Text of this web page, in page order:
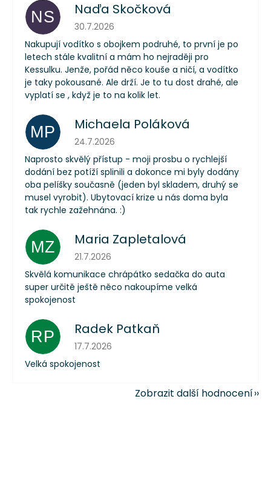
NS Naďa Skočková
Hodnocení obchodu je 5 z 5 hvězdiček.
30.7.2026
Nakupují vodítko s obojkem podruhé, to první je po
letech stále kvalitní a mám ho nejraději pro
Kessulku. Jenže, pořád něco kouše a ničí, a vodítko
je taky pokousané. Ale drží. Je to tu dost drahé, ale
vyplatí se , když je to na kolik let.
MP Michaela Poláková
Hodnocení obchodu je 5 z 5 hvězdiček.
24.7.2026
Naprosto skvělý přístup - moji prosbu o rychlejší
dodání bez potíží splinili a dokonce mi byly dodány
oba pelíšky současně (jeden byl skladem, druhý se
musel vyrobit). Ubytovací krize u nás doma byla
tak rychle zažehnána. :)
MZ Maria Zapletalová
Hodnocení obchodu je 5 z 5 hvězdiček.
21.7.2026
Skvělá komunikace chrápátko sedačka do auta
super určitě ještě něco nakoupíme velká
spokojenost
RP Radek Patkaň
Hodnocení obchodu je 5 z 5 hvězdiček.
17.7.2026
Velká spokojenost
Zobrazit další hodnocení